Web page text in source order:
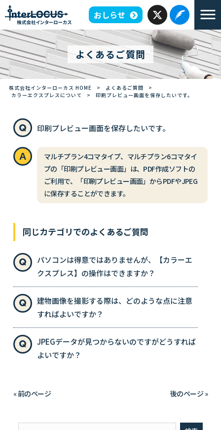
おしらせ
よくあるご質問
株式会社インターローカス HOME > よくあるご質問
>
カラーエクスプレスについて
> 印刷プレビュー画面を保存したいです。
印刷プレビュー画面を保存したいです。
マルチプラン4コマタイプ、マルチプラン6コマタイ
プの「印刷プレビュー画面」は、PDF作成ソフトの
ご利用で、「印刷プレビュー画面」からPDFやJPEG
に保存することができます。
同じカテゴリでのよくあるご質問
パソコンは得意ではありませんが、【カラーエ
クスプレス】の操作はできますか？
建物画像を撮影する際は、どのような点に注意
すればよいですか？
JPEGデータが見つからないのですがどうすれば
よいですか？
« 前のページ 後のページ »